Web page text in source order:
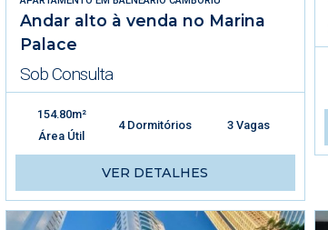
Andar alto à venda no Marina
Palace
Sob Consulta
154.80m²
Área Útil
4 Dormitórios 3 Vagas
VER DETALHES